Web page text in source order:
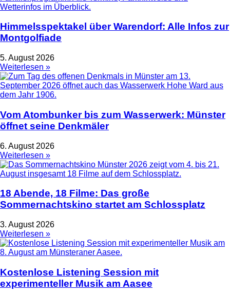
Himmelsspektakel über Warendorf: Alle Infos zur
Montgolfiade
5. August 2026
Weiterlesen »
Vom Atombunker bis zum Wasserwerk: Münster
öffnet seine Denkmäler
6. August 2026
Weiterlesen »
18 Abende, 18 Filme: Das große
Sommernachtskino startet am Schlossplatz
3. August 2026
Weiterlesen »
Kostenlose Listening Session mit
experimenteller Musik am Aasee